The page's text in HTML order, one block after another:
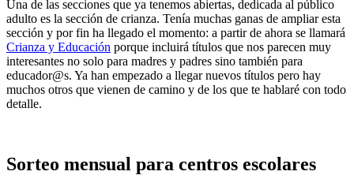
Una de las secciones que ya tenemos abiertas, dedicada al público
adulto es la sección de crianza. Tenía muchas ganas de ampliar esta
sección y por fin ha llegado el momento: a partir de ahora se llamará
Crianza y Educación porque incluirá títulos que nos parecen muy
interesantes no solo para madres y padres sino también para
educador@s. Ya han empezado a llegar nuevos títulos pero hay
muchos otros que vienen de camino y de los que te hablaré con todo
detalle.
Sorteo mensual para centros escolares